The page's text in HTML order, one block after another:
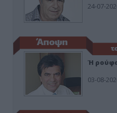
24-07-
Ή
03-08-